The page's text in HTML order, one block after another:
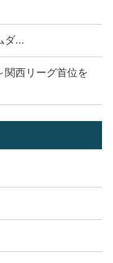
ダ...
関西リーグ首位を